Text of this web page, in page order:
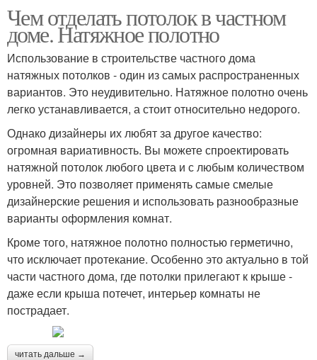
Чем отделать потолок в частном
доме. Натяжное полотно
Использование в строительстве частного дома
натяжных потолков - один из самых распространенных
вариантов. Это неудивительно. Натяжное полотно очень
легко устанавливается, а стоит относительно недорого.
Однако дизайнеры их любят за другое качество:
огромная вариативность. Вы можете спроектировать
натяжной потолок любого цвета и с любым количеством
уровней. Это позволяет применять самые смелые
дизайнерские решения и использовать разнообразные
варианты оформления комнат.
Кроме того, натяжное полотно полностью герметично,
что исключает протекание. Особенно это актуально в той
части частного дома, где потолки прилегают к крыше -
даже если крыша потечет, интерьер комнаты не
пострадает.
читать дальше →